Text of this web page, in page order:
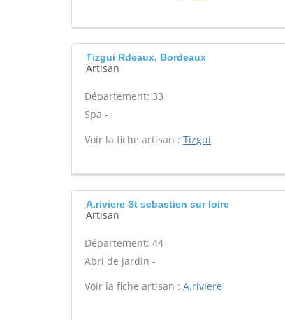
Tizgui Rdeaux, Bordeaux
Artisan
Département: 33
Spa -
Voir la fiche artisan : Tizgui
A.riviere St sebastien sur loire
Artisan
Département: 44
Abri de jardin -
Voir la fiche artisan : A.riviere